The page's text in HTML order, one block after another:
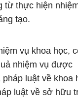
từ thực hiện
tạo.
vụ khoa học,
nhiệm vụ được
luật về khoa
luật về sở hữu